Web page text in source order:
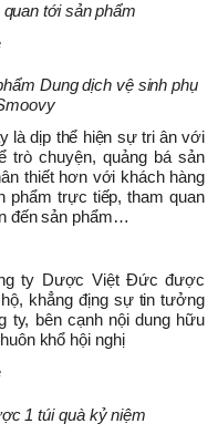
tới sản phẩm
Dung dịch vệ sinh phụ
là dịp thể hiện sự tri ân với
trò chuyện, quảng bá sản
thiết hơn với khách hàng
phẩm trực tiếp, tham quan
đến sản phẩm…
ty Dược Việt Đức được
khẳng địng sự tin tưởng
ty, bên cạnh nội dung hữu
khổ hội nghị
1 túi quà kỷ niệm